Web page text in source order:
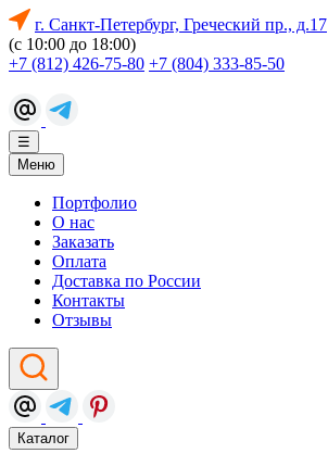
г. Санкт-Петербург, Греческий пр., д.17
(с 10:00 до 18:00)
+7 (812) 426-75-80 +7 (804) 333-85-50
☰
Меню
Портфолио
О нас
Заказать
Оплата
Доставка по России
Контакты
Отзывы
Каталог